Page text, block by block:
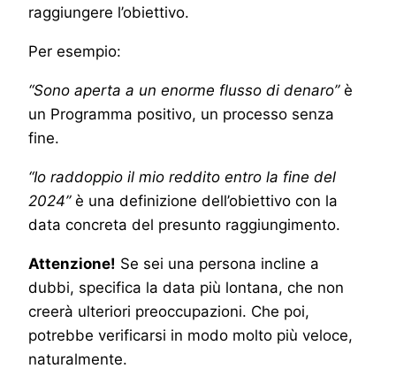
raggiungere l’obiettivo.
Per esempio:
“Sono aperta a un enorme flusso di denaro” è
un Programma positivo, un processo senza
fine.
“Io raddoppio il mio reddito entro la fine del
2024”è una definizione dell’obiettivo con la
data concreta del presunto raggiungimento.
Attenzione! Se sei una persona incline a
dubbi, specifica la data più lontana, che non
creerà ulteriori preoccupazioni. Che poi,
potrebbe verificarsi in modo molto più veloce,
naturalmente.